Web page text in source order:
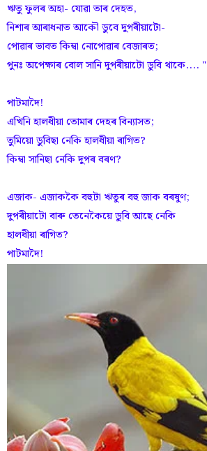
ঋতু ফুলৰ অহা- যোৱা তাৰ দেহত,
নিশাৰ আৰাধনাত আকৌ ডুবে দুপৰীয়াটো-
পোৱাৰ ভাবত কিম্বা নোপোৱাৰ বেজাৰত;
পুনঃ অপেক্ষাৰ বোল সানি দুপৰীয়াটো ডুবি থাকে.... "
পাটমাদৈ!
এখিনি হালধীয়া তোমাৰ দেহৰ বিন্যাসত;
তুমিয়ো ডুবিছা নেকি হালধীয়া ৰাগিত?
কিম্বা সানিছা নেকি দুপৰ বৰণ?
এজাক- এজাককৈ বহুটা ঋতুৰ বহু জাক বৰষুণ;
দুপৰীয়াটো বাৰু তেনেকৈয়ে ডুবি আছে নেকি
হালধীয়া ৰাগিত?
পাটমাদৈ!